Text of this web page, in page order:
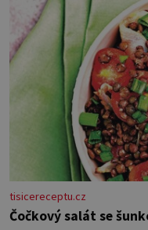
tisicereceptu.cz
Čočkový salát se